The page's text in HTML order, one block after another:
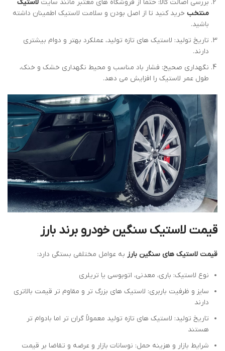
بررسی اصالت کالا: حتماً از فروشگاه‌ های معتبر مانند سایت لاستیک
منتخب خرید کنید تا از اصل بودن و سلامت لاستیک اطمینان داشته
باشید.
تاریخ تولید: لاستیک‌ های تازه ‌تولید، عملکرد بهتر و دوام بیشتری
دارند.
نگهداری صحیح: فشار باد مناسب و محیط نگهداری خشک و خنک،
طول عمر لاستیک را افزایش می‌ دهد.
قیمت لاستیک سنگین خودرو برند بارز
قیمت لاستیک‌ های سنگین بارز به عوامل مختلفی بستگی دارد:
نوع لاستیک: باری، معدنی، اتوبوسی یا تریلری
سایز و ظرفیت باربری: لاستیک‌ های بزرگ‌ تر و مقاوم ‌تر قیمت بالاتری
دارند
تاریخ تولید: لاستیک ‌های تازه تولید معمولاً گران ‌تر اما بادوام‌ تر
هستند
شرایط بازار و هزینه حمل: نوسانات بازار و عرضه و تقاضا بر قیمت